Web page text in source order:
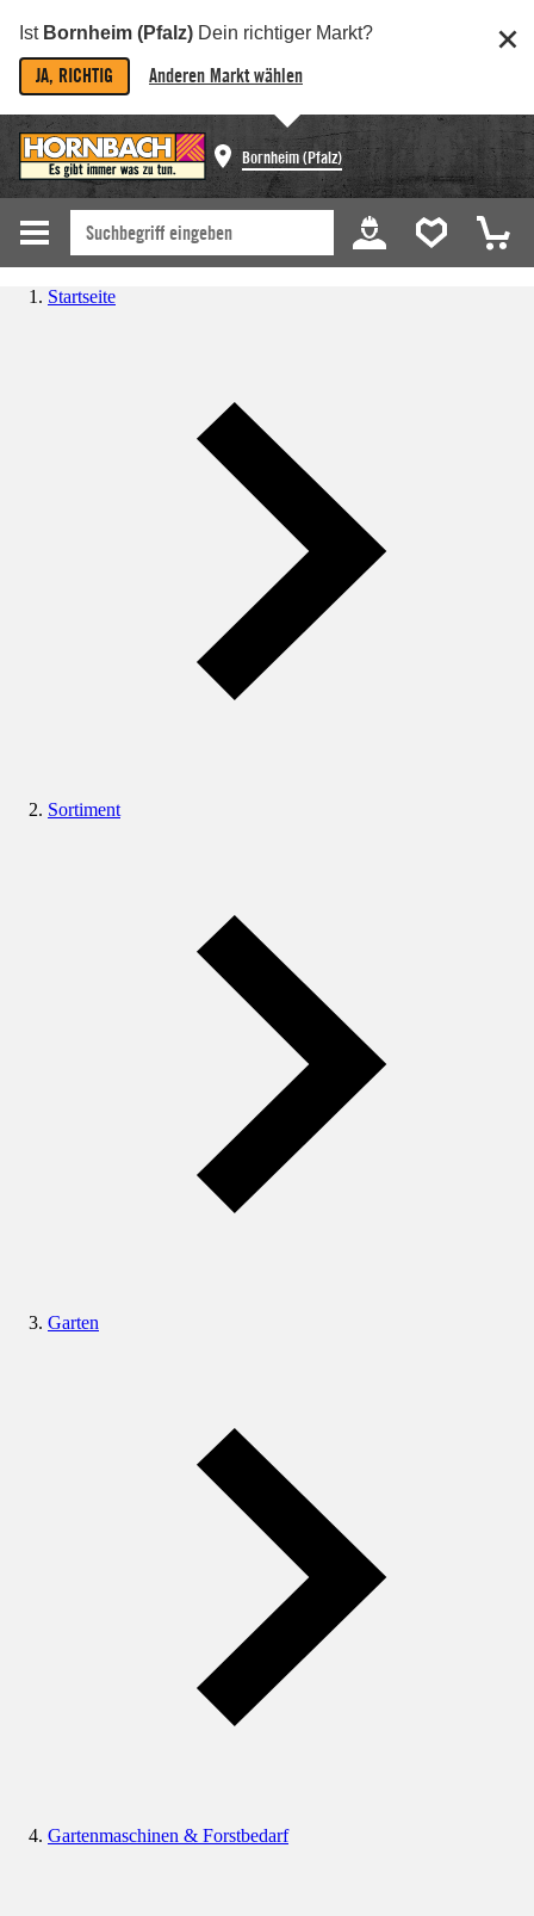
Ist Bornheim (Pfalz) Dein richtiger Markt?
JA, RICHTIG Anderen Markt wählen
Bornheim (Pfalz)
Startseite
Sortiment
Garten
Gartenmaschinen & Forstbedarf